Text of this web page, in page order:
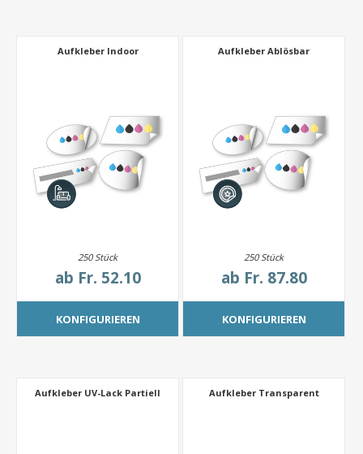
Aufkleber Indoor
250 Stück
ab Fr. 52.10
KONFIGURIEREN
Aufkleber Ablösbar
250 Stück
ab Fr. 87.80
KONFIGURIEREN
Aufkleber UV-Lack Partiell Aufkleber Transparent